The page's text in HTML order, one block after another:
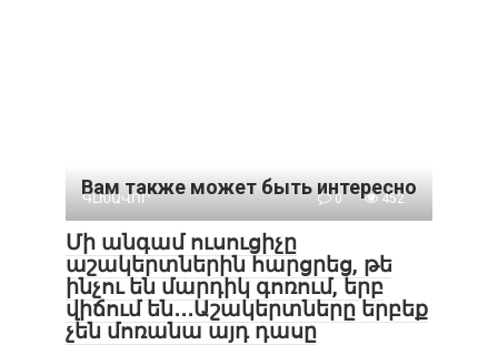
Вам также может быть интересно
ԳԼԽԱՎՈՐ 0 452
Մի անգամ ուսուցիչը
աշակերտներին հարցրեց, թե
ինչու են մարդիկ գոռում, երբ
վիճում են․․․Աշակերտները երբեք
չեն մոռանա այդ դասը